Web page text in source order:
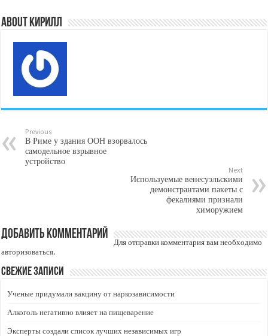
About Кирилл
Previous
В Риме у здания ООН взорвалось
самодельное взрывное
устройство
Next
Используемые венесуэльскими
демонстрантами пакеты с
фекалиями признали
химоружием
Добавить комментарий
Для отправки комментария вам необходимо
авторизоваться.
Свежие записи
Ученые придумали вакцину от наркозависимости
Алкоголь негативно влияет на пищеварение
Эксперты создали список лучших независимых игр